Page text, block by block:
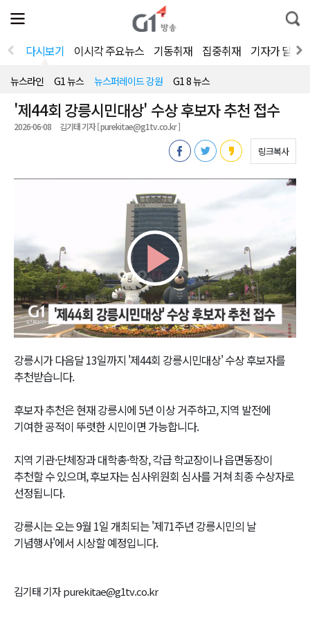
전
체
뉴
열
통
합
색
다시보기 이시각 주요뉴스 기동취재 집중취재 기자가 달려
뉴스라인 G1 뉴스 뉴스퍼레이드 강원 G1 8 뉴스
'제44회 강릉시민대상' 수상 후보자 추천 접수
2026-06-08 김기태 기자 [ purekitae@g1tv.co.kr ]
링크복사
Play
Video
강릉시가 다음달 13일까지 '제44회 강릉시민대상' 수상 후보자를
추천받습니다.
후보자 추천은 현재 강릉시에 5년 이상 거주하고, 지역 발전에
기여한 공적이 뚜렷한 시민이면 가능합니다.
지역 기관·단체장과 대학총·학장, 각급 학교장이나 읍면동장이
추천할 수 있으며, 후보자는 심사위원회 심사를 거쳐 최종 수상자로
선정됩니다.
강릉시는 오는 9월 1일 개최되는 '제71주년 강릉시민의 날
기념행사'에서 시상할 예정입니다.
김기태 기자 purekitae@g1tv.co.kr